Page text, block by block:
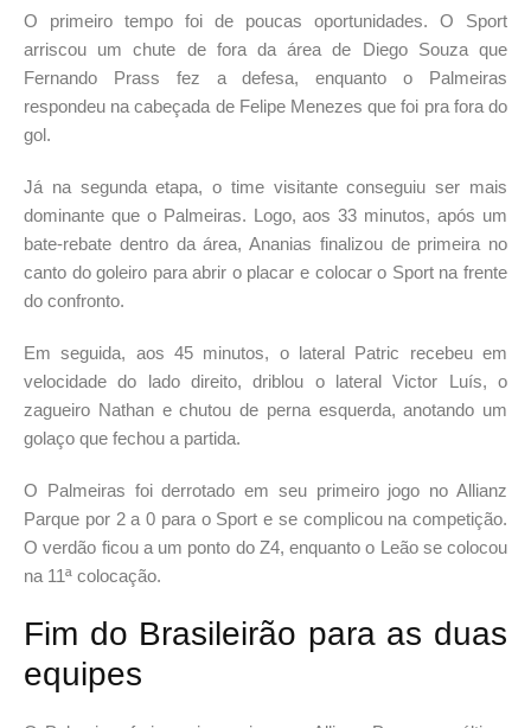
O primeiro tempo foi de poucas oportunidades. O Sport
arriscou um chute de fora da área de Diego Souza que
Fernando Prass fez a defesa, enquanto o Palmeiras
respondeu na cabeçada de Felipe Menezes que foi pra fora do
gol.
Já na segunda etapa, o time visitante conseguiu ser mais
dominante que o Palmeiras. Logo, aos 33 minutos, após um
bate-rebate dentro da área, Ananias finalizou de primeira no
canto do goleiro para abrir o placar e colocar o Sport na frente
do confronto.
Em seguida, aos 45 minutos, o lateral Patric recebeu em
velocidade do lado direito, driblou o lateral Victor Luís, o
zagueiro Nathan e chutou de perna esquerda, anotando um
golaço que fechou a partida.
O Palmeiras foi derrotado em seu primeiro jogo no Allianz
Parque por 2 a 0 para o Sport e se complicou na competição.
O verdão ficou a um ponto do Z4, enquanto o Leão se colocou
na 11ª colocação.
Fim do Brasileirão para as duas
equipes